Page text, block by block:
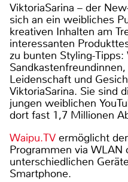
ViktoriaSarina – der
sich an ein weibliches
kreativen Inhalten am
interessanten
zu bunten Styling-
Leidenschaft und
ViktoriaSarina. Sie sind
jungen weiblichen
dort fast 1,7 Millionen
Waipu.TV ermöglicht
Programmen via
unterschiedlichen
Smartphone.